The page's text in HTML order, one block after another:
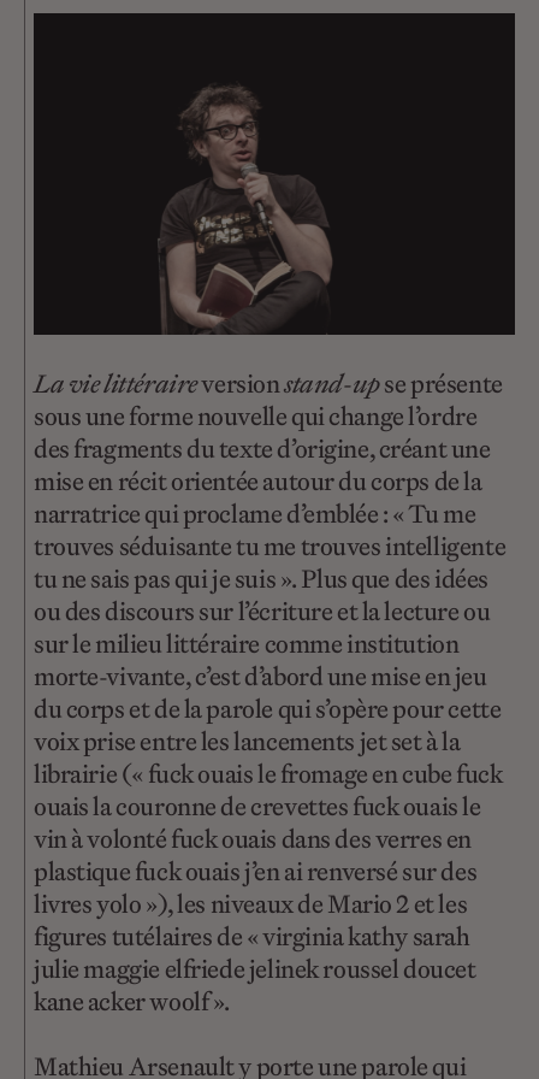
La vie littéraireversionstand-upse présente
sous une forme nouvelle qui change l’ordre
des fragments du texte d’origine, créant une
mise en récit orientée autour du corps de la
narratrice qui proclame d’emblée : « Tu me
trouves séduisante tu me trouves intelligente
tu ne sais pas qui je suis ». Plus que des idées
ou des discours sur l’écriture et la lecture ou
sur le milieu littéraire comme institution
morte-vivante, c’est d’abord une mise en jeu
du corps et de la parole qui s’opère pour cette
voix prise entre les lancements jet set à la
librairie (« fuck ouais le fromage en cube fuck
ouais la couronne de crevettes fuck ouais le
vin à volonté fuck ouais dans des verres en
plastique fuck ouais j’en ai renversé sur des
livres yolo »), les niveaux de Mario 2 et les
figures tutélaires de « virginia kathy sarah
julie maggie elfriede jelinek roussel doucet
kane acker woolf ».
Mathieu Arsenault y porte une parole qui